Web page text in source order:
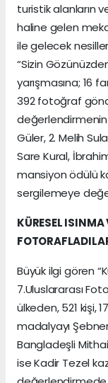
turistik alanların
haline gelen
ile gelecek
“Sizin
yarışmasına; 16
392 fotoğraf
değerlendirmenin
Güler, 2. Melih
Sare Kural,
mansiyon ödülü
sergilemeye
KÜRESEL ISINMA
Büyük ilgi gören
7.Uluslararası
ülkeden, 521 kişi,
madalyayı
Bangladeşli
ise Kadir Tezel